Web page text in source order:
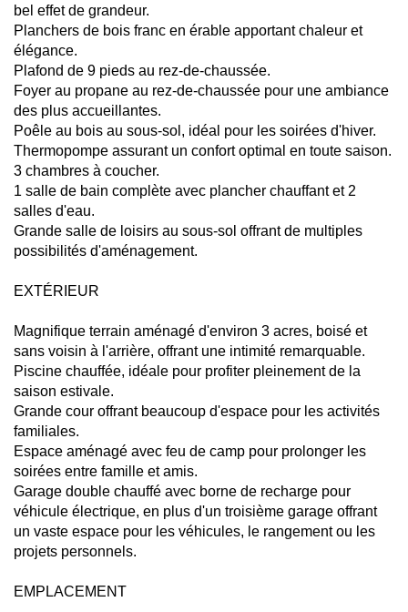
bel effet de grandeur.
Planchers de bois franc en érable apportant chaleur et
élégance.
Plafond de 9 pieds au rez-de-chaussée.
Foyer au propane au rez-de-chaussée pour une ambiance
des plus accueillantes.
Poêle au bois au sous-sol, idéal pour les soirées d'hiver.
Thermopompe assurant un confort optimal en toute saison.
3 chambres à coucher.
1 salle de bain complète avec plancher chauffant et 2
salles d'eau.
Grande salle de loisirs au sous-sol offrant de multiples
possibilités d'aménagement.
EXTÉRIEUR
Magnifique terrain aménagé d'environ 3 acres, boisé et
sans voisin à l'arrière, offrant une intimité remarquable.
Piscine chauffée, idéale pour profiter pleinement de la
saison estivale.
Grande cour offrant beaucoup d'espace pour les activités
familiales.
Espace aménagé avec feu de camp pour prolonger les
soirées entre famille et amis.
Garage double chauffé avec borne de recharge pour
véhicule électrique, en plus d'un troisième garage offrant
un vaste espace pour les véhicules, le rangement ou les
projets personnels.
EMPLACEMENT